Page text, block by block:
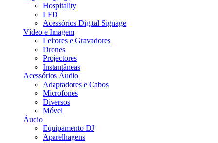
Hospitality
LFD
Acessórios Digital Signage
Vídeo e Imagem
Leitores e Gravadores
Drones
Projectores
Instantâneas
Acessórios Áudio
Adaptadores e Cabos
Microfones
Diversos
Móvel
Áudio
Equipamento DJ
Aparelhagens